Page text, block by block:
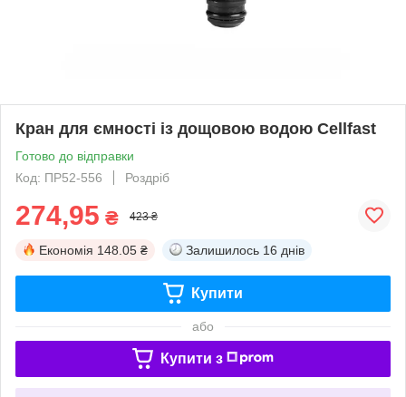
Кран для ємності із дощовою водою Cellfast
Готово до відправки
Код: ПР52-556
Роздріб
274,95 ₴ 423 ₴
Економія 148.05 ₴ Залишилось 16 днів
Купити
або
Купити з